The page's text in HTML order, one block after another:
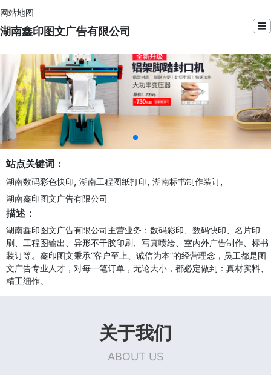
网站地图
湖南鑫印图文广告有限公司 ☰
站点关键词：
湖南数码彩色快印, 湖南工程图纸打印, 湖南标书制作装订,
湖南鑫印图文广告有限公司
描述：
湖南鑫印图文广告有限公司主营业务：数码彩印、数码快印、名片印
刷、工程图输出、异形不干胶印刷、写真喷绘、室内外广告制作、标书
装订等。鑫印图文秉承“客户至上、诚信为本”的经营理念，员工都是图
文广告专业人才，对每一笔订单，无论大小，都必定做到：真材实料、
精工细作。
关于我们
ABOUT US